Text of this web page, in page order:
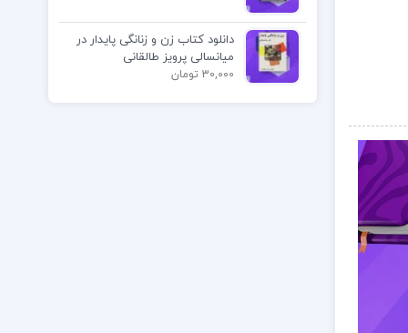
دانلود کتاب زن و زنانگی پایدار در
میانسالی پرویز طالقانی
30,000 تومان